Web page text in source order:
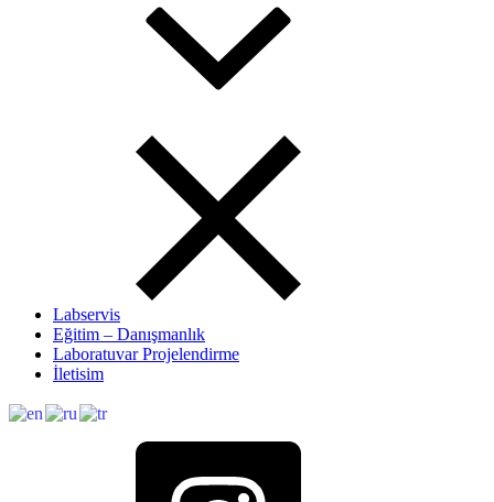
Labservis
Eğitim – Danışmanlık
Laboratuvar Projelendirme
İletisim